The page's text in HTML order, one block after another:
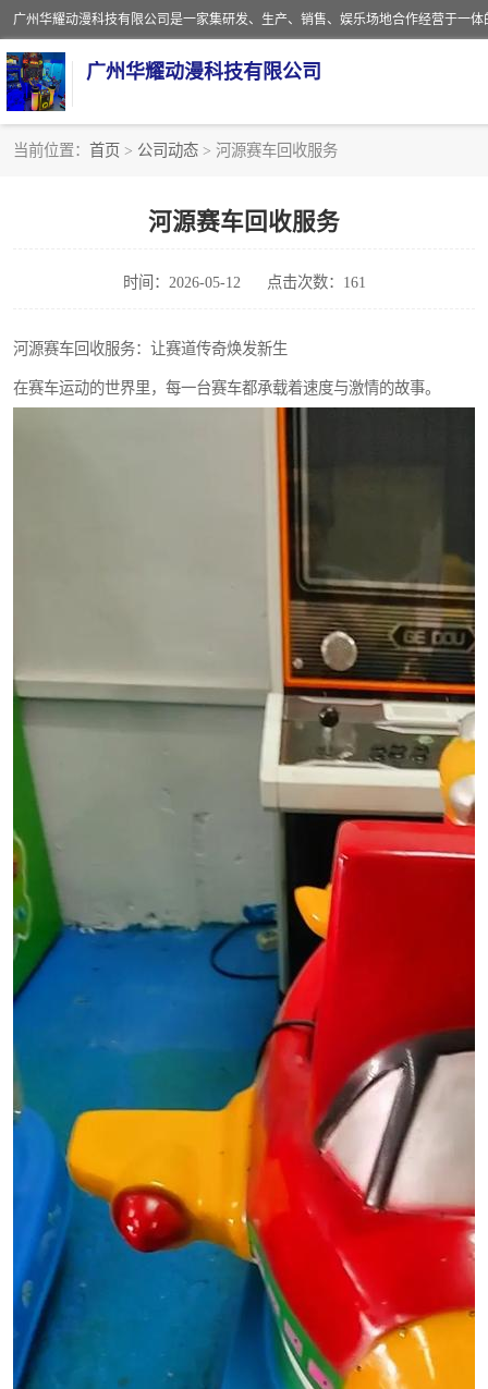
广州华耀动漫科技有限公司
当前位置： 首页 > 公司动态 > 河源赛车回收服务
河源赛车回收服务
时间：2026-05-12 点击次数：161
河源赛车回收服务：让赛道传奇焕发新生
在赛车运动的世界里，每一台赛车都承载着速度与激情的故事。
游戏厅回收